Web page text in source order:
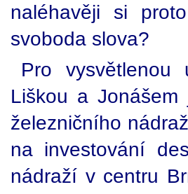
naléhavěji si
svoboda slova?
Pro
Liškou a
železničního
na investování
nádraží v centru